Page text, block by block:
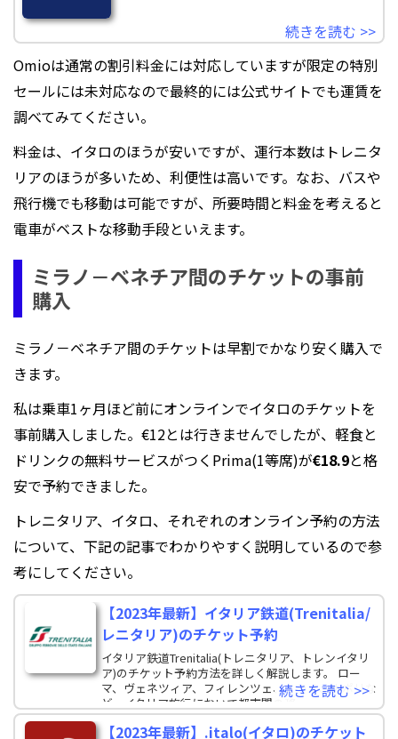
続きを読む >>
Omioは通常の割引料金には対応していますが限定の特別
セールには未対応なので最終的には公式サイトでも運賃を
調べてみてください。
料金は、イタロのほうが安いですが、運行本数はトレニタ
リアのほうが多いため、利便性は高いです。なお、バスや
飛行機でも移動は可能ですが、所要時間と料金を考えると
電車がベストな移動手段といえます。
ミラノ－ベネチア間のチケットの事前
購入
ミラノ－ベネチア間のチケットは早割でかなり安く購入で
きます。
私は乗車1ヶ月ほど前にオンラインでイタロのチケットを
事前購入しました。€12とは行きませんでしたが、軽食と
ドリンクの無料サービスがつくPrima(1等席)が€18.9と格
安で予約できました。
トレニタリア、イタロ、それぞれのオンライン予約の方法
について、下記の記事でわかりやすく説明しているので参
考にしてください。
【2023年最新】イタリア鉄道(Trenitalia/
レニタリア)のチケット予約
イタリア鉄道Trenitalia(トレニタリア、トレンイタリ
ア)のチケット予約方法を詳しく解説します。 ロー
マ、ヴェネツィア、フィレンツェ、ミラノ、ナポリな
ど、イタリア旅行において都市間の移
続きを読む >>
【2023年最新】.italo(イタロ)のチケット